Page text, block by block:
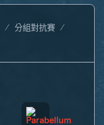
分組對抗賽